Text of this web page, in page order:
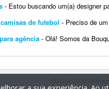
- Estou buscando um(a) designer para uma
de futebol - Preciso de um designer
agência - Olá! Somos da Bouquard Creative